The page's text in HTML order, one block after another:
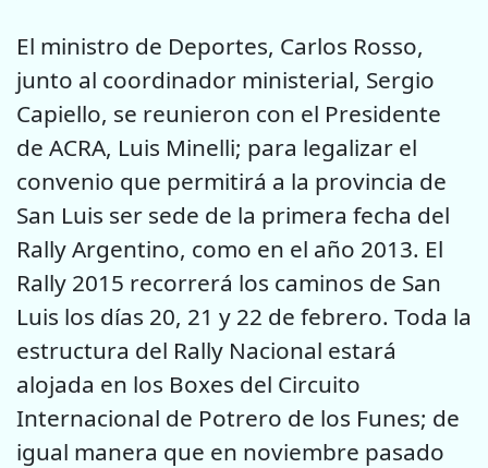
El ministro de Deportes, Carlos Rosso,
junto al coordinador ministerial, Sergio
Capiello, se reunieron con el Presidente
de ACRA, Luis Minelli; para legalizar el
convenio que permitirá a la provincia de
San Luis ser sede de la primera fecha del
Rally Argentino, como en el año 2013. El
Rally 2015 recorrerá los caminos de San
Luis los días 20, 21 y 22 de febrero. Toda la
estructura del Rally Nacional estará
alojada en los Boxes del Circuito
Internacional de Potrero de los Funes; de
igual manera que en noviembre pasado